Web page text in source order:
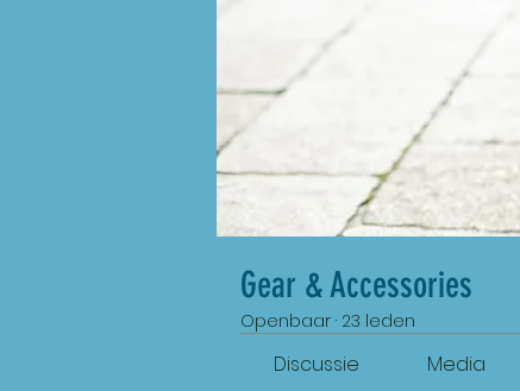
Gear & Accessories
Openbaar · 23 leden
Discussie Media